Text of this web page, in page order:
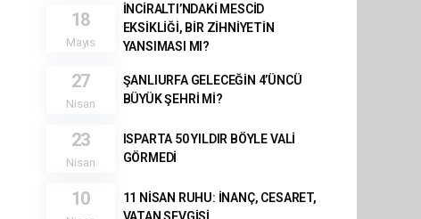
18
Mayıs
İNCİRALTI’NDAKİ MESCİD
EKSİKLİĞİ, BİR ZİHNİYETİN
YANSIMASI MI?
27
Nisan
ŞANLIURFA GELECEĞİN 4’ÜNCÜ
BÜYÜK ŞEHRİ Mİ?
23
Nisan
ISPARTA 50 YILDIR BÖYLE VALİ
GÖRMEDİ
10
11 NİSAN RUHU: İNANÇ, CESARET,